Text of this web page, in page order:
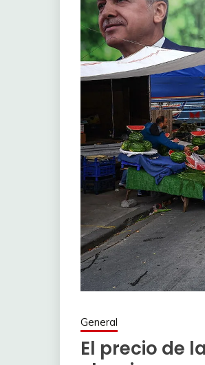
General
El precio de